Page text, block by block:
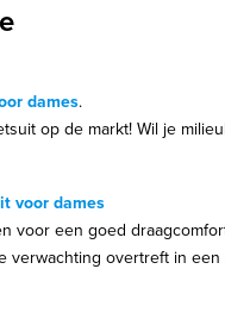
dames.
op de markt! Wil je
voor dames
voor een goed
verwachting overtreft in